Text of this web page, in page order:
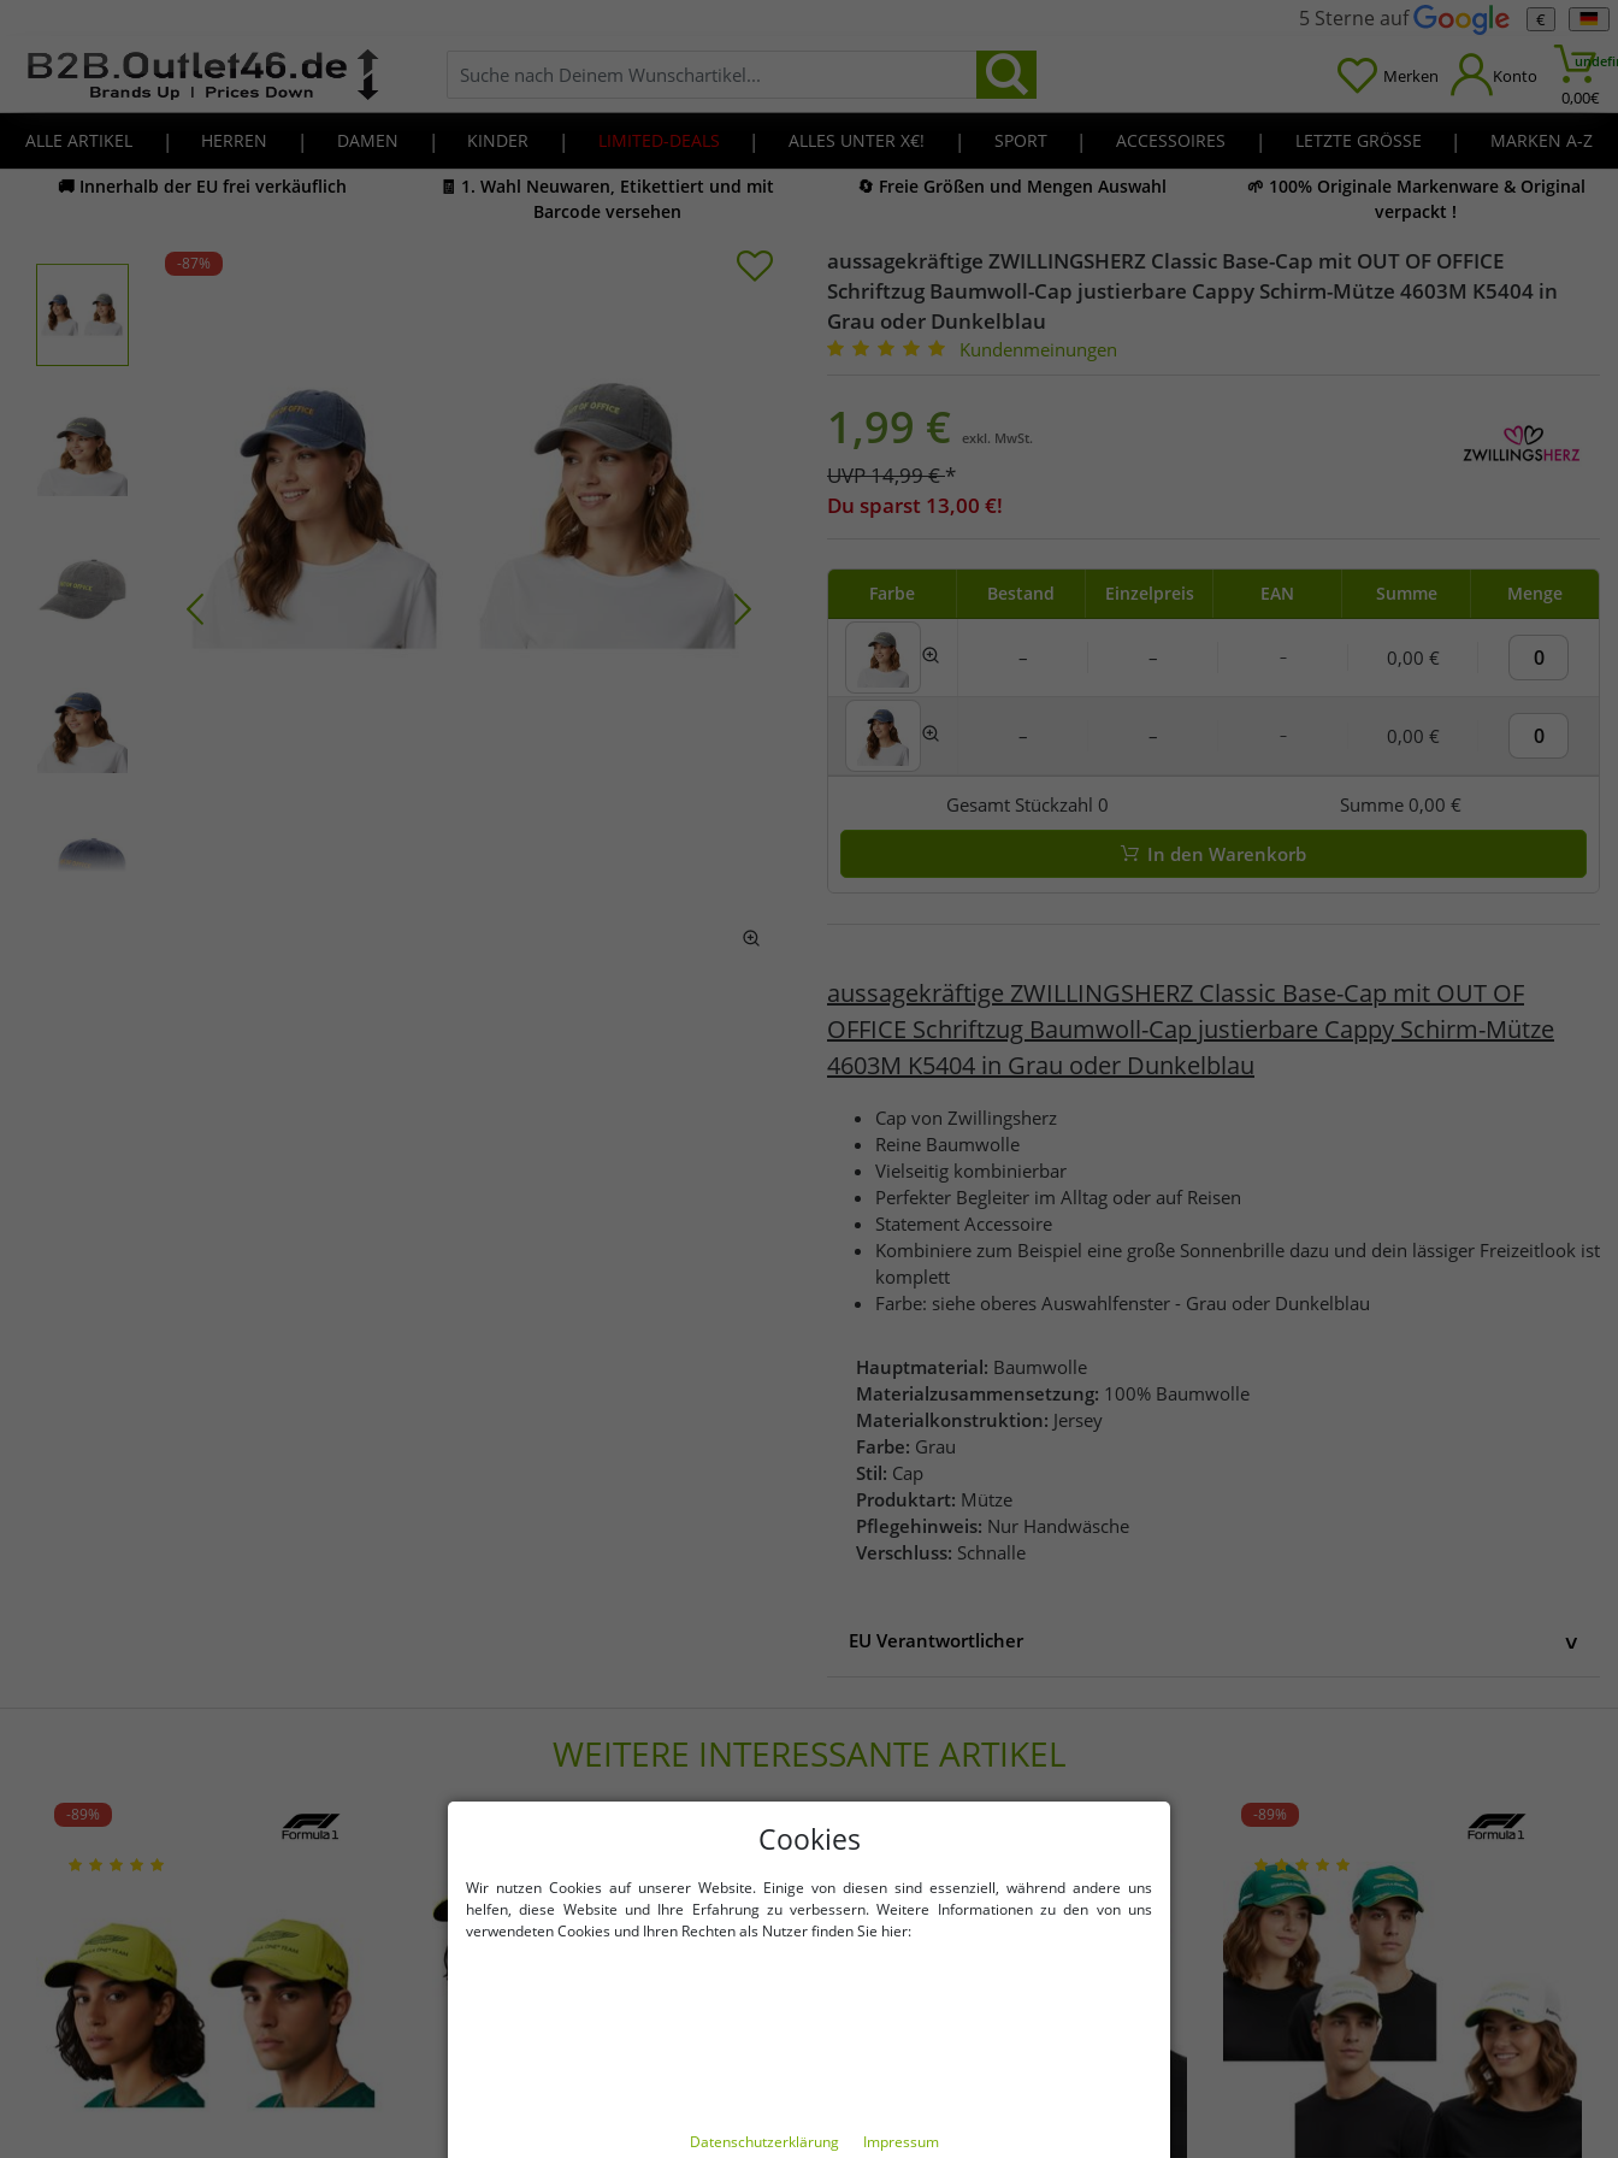
5 Sterne auf €
Merken Konto
0,00€
ALLE ARTIKEL | HERREN | DAMEN | KINDER | LIMITED-DEALS | ALLES UNTER X€! | SPORT | ACCESSOIRES | LETZTE GRÖSSE |
MARKEN A-Z
🚚 Innerhalb der EU frei verkäuflich
🧾 1. Wahl Neuwaren, Etikettiert und mit
Barcode versehen
🔄 Freie Größen und Mengen Auswahl
🌱 100% Originale Markenware & Original
verpackt !
-87%
aussagekräftige ZWILLINGSHERZ Classic Base-Cap mit OUT OF OFFICE
Schriftzug Baumwoll-Cap justierbare Cappy Schirm-Mütze 4603M K5404 in
Grau oder Dunkelblau
Kundenmeinungen
1,99 € exkl. MwSt.
UVP14,99€*
Du sparst 13,00 €!
Farbe Bestand Einzelpreis EAN Summe Menge
– – – 0,00 €
– – – 0,00 €
Gesamt Stückzahl 0 Summe 0,00 €
In den Warenkorb
aussagekräftige ZWILLINGSHERZ Classic Base-Cap mit OUT OF
OFFICE Schriftzug Baumwoll-Cap justierbare Cappy Schirm-Mütze
4603M K5404 in Grau oder Dunkelblau
Cap von Zwillingsherz
Reine Baumwolle
Vielseitig kombinierbar
Perfekter Begleiter im Alltag oder auf Reisen
Statement Accessoire
Kombiniere zum Beispiel eine große Sonnenbrille dazu und dein lässiger Freizeitlook ist
komplett
Farbe: siehe oberes Auswahlfenster - Grau oder Dunkelblau
Hauptmaterial: Baumwolle
Materialzusammensetzung: 100% Baumwolle
Materialkonstruktion: Jersey
Farbe: Grau
Stil: Cap
Produktart: Mütze
Pflegehinweis: Nur Handwäsche
Verschluss: Schnalle
EU Verantwortlicher
Modering 3
22457 Hamburg
Deutschland
WEITERE INTERESSANTE ARTIKEL
-89% -89%
Cookies
Wir nutzen Cookies auf unserer Website. Einige von diesen sind essenziell, während andere uns
helfen, diese Website und Ihre Erfahrung zu verbessern. Weitere Informationen zu den von uns
verwendeten Cookies und Ihren Rechten als Nutzer finden Sie hier:
Daten­schutz­erklärung Impressum